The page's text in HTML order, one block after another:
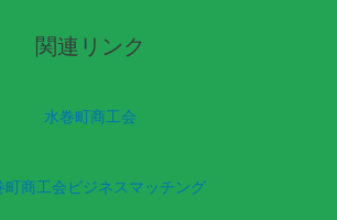
関連リンク
水巻町商工会
町商工会ビジネスマッチング